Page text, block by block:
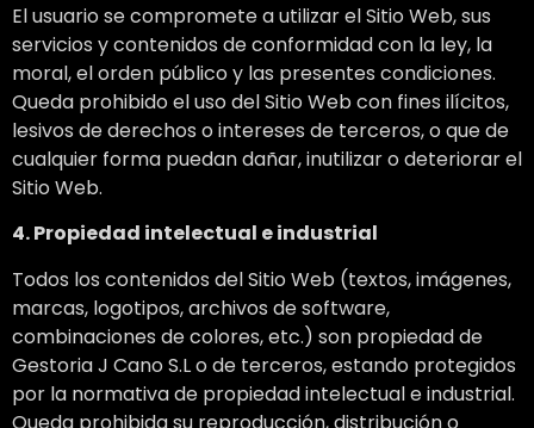
El usuario se compromete a utilizar el Sitio Web, sus
servicios y contenidos de conformidad con la ley, la
moral, el orden público y las presentes condiciones.
Queda prohibido el uso del Sitio Web con fines ilícitos,
lesivos de derechos o intereses de terceros, o que de
cualquier forma puedan dañar, inutilizar o deteriorar el
Sitio Web.
4. Propiedad intelectual e industrial
Todos los contenidos del Sitio Web (textos, imágenes,
marcas, logotipos, archivos de software,
combinaciones de colores, etc.) son propiedad de
Gestoria J Cano S.L o de terceros, estando protegidos
por la normativa de propiedad intelectual e industrial.
Queda prohibida su reproducción, distribución o